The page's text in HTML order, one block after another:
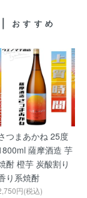
おすすめ
つまあかね 25度
薩摩酒造 芋
酎 橙芋 炭酸割り
り系焼酎
円(税込)